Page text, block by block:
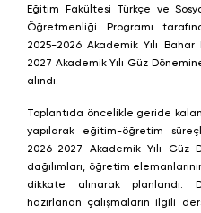
Eğitim Fakültesi Türkçe ve
Öğretmenliği Programı
2025-2026 Akademik Yılı
2027 Akademik Yılı Güz
alındı.
Toplantıda öncelikle geride
yapılarak eğitim-öğretim
2026-2027 Akademik Yılı Güz
dağılımları, öğretim
dikkate alınarak planlandı.
hazırlanan çalışmaların ilgili